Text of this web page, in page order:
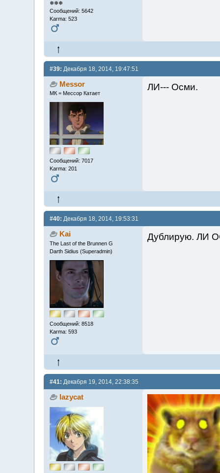
❄❄❄
Сообщений: 5642
Karma: 523
#39: Декабря 18, 2014, 19:47:51
Messor
МК = Мессор Катает
Сообщений: 7017
Karma: 201
ЛИ--- Осми.
#40: Декабря 18, 2014, 19:53:31
Kai
The Last of the Brunnen G
Darth Sidius (Superadmin)
Сообщений: 8518
Karma: 593
Дублирую. ЛИ
#41: Декабря 19, 2014, 22:38:35
lazycat